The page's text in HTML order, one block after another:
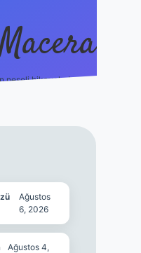
neşeli hikayeler!
Ağustos
6, 2026
Ağustos 4,
hiltonbet güncel giriş